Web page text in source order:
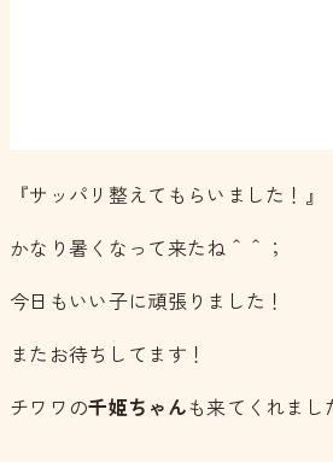
『サッパリ整えてもらいました！』
かなり暑くなって来たね＾＾；
今日もいい子に頑張りました！
またお待ちしてます！
チワワの千姫ちゃんも来てくれまし